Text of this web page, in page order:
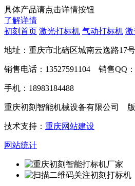
具体产品请点击详情按钮
了解详情
初刻首页 激光打标机 气动打标机 激
地址：重庆市北碚区城南云逸路17
销售电话：13527591104 销售QQ：
手机：18983184488
重庆初刻智能机械设备有限公司
技术支持： 重庆网站建设
网站统计